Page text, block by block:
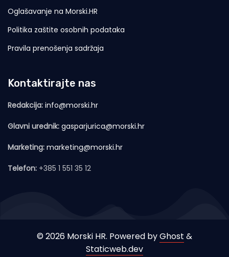
Oglašavanje na Morski.HR
Politika zaštite osobnih podataka
Pravila prenošenja sadržaja
Kontaktirajte nas
Redakcija: info@morski.hr
Glavni urednik: gasparjurica@morski.hr
Marketing: marketing@morski.hr
Telefon: +385 1 551 35 12
© 2026 Morski HR. Powered byGhost &
Staticweb.dev